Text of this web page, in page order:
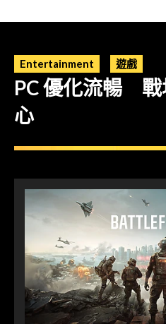
Entertainment 遊戲
PC 優化流暢 戰
心